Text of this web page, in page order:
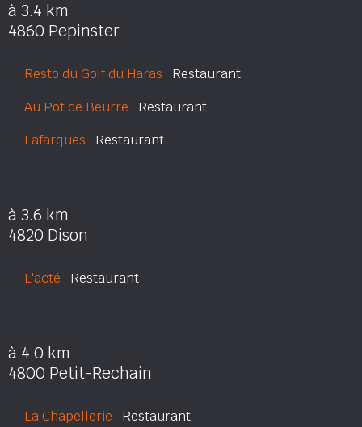
à 3.4 km
4860 Pepinster
Resto du Golf du Haras Restaurant
Au Pot de Beurre Restaurant
Lafarques Restaurant
à 3.6 km
4820 Dison
L'acté Restaurant
à 4.0 km
4800 Petit-Rechain
La Chapellerie Restaurant